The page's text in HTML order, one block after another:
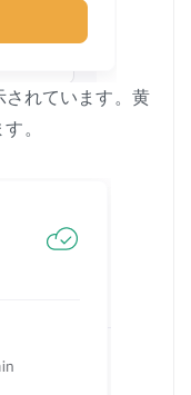
されています。黄
。